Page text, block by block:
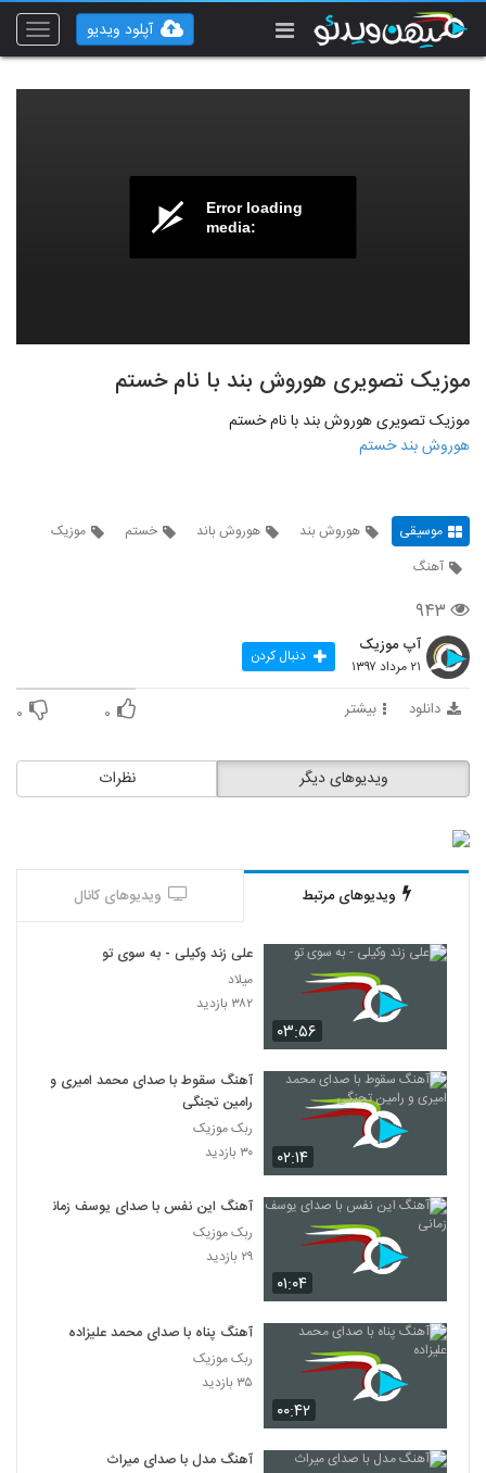
Toggle
آپلود ویدیو
Error loading
media:
موزیک تصویری هوروش بند با نام خستم
موزیک تصویری هوروش بند با نام خستم
هوروش بند خستم
موسیقی هوروش بند هوروش باند خستم
موزیک
آهنگ
۹۴۳
آپ موزیک
۲۱ مرداد ۱۳۹۷ دنبال کردن
دانلود بیشتر ۰ ۰
نظرات ویدیوهای دیگر
ویدیوهای مرتبط ویدیوهای کانال
۰۳:۵۶
علی زند وکیلی - به سوی تو
میلاد
۳۸۲ بازدید
۰۲:۱۴
آهنگ سقوط با صدای محمد امیری و
رامین تجنگی
ربک موزیک
۳۰ بازدید
۰۱:۰۴
آهنگ این نفس با صدای یوسف زمانی
ربک موزیک
۲۹ بازدید
۰۰:۴۲
آهنگ پناه با صدای محمد علیزاده
ربک موزیک
۳۵ بازدید
آهنگ مدل با صدای میراث